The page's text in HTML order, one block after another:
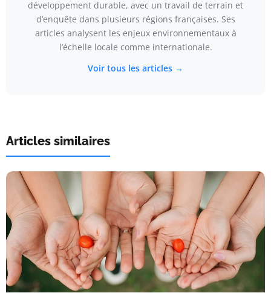
développement durable, avec un travail de terrain et
d’enquête dans plusieurs régions françaises. Ses
articles analysent les enjeux environnementaux à
l’échelle locale comme internationale.
Voir tous les articles →
Articles similaires